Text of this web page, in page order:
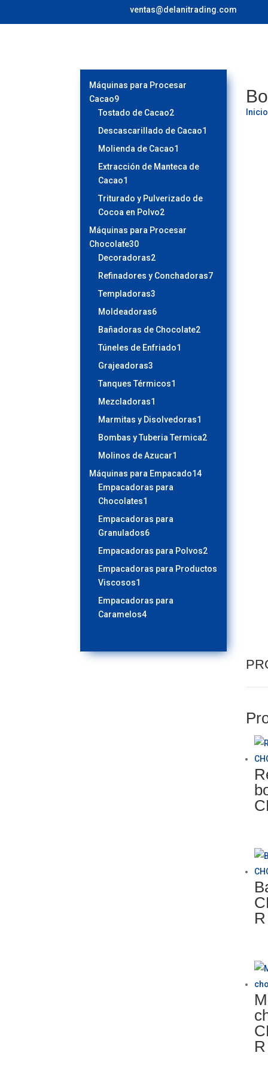
ventas@delanitrading.com
Máquinas para Procesar
Cacao99
productos
Tostado de Cacao2
productos
Descascarillado de Cacao1
Molienda de Cacao1
producto
Extracción de Manteca de
Cacao1
producto
Triturado y Pulverizado de
Cocoa en Polvo2
Máquinas para Procesar
Chocolate3030
productos
Decoradoras2
productos
Refinadores y Conchadoras77
Templadoras3
productos
Moldeadoras66
productos
Bañadoras de Chocolate2
Túneles de Enfriado1
Grajeadoras3
productos
Tanques Térmicos1
Mezcladoras1
producto
Marmitas y Disolvedoras1
producto
Bombas y Tuberia Termica2
Molinos de Azucar1
producto
Máquinas para Empacado1414
Empacadoras para
Chocolates1
Empacadoras para
Granulados66
productos
Empacadoras para Polvos2
Empacadoras para Productos
Viscosos1
Empacadoras para
Caramelos44
Inicio
R